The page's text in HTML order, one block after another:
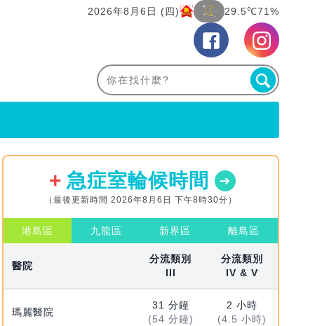
2026年8月6日 (四) 29.5℃71%
急症室輪候時間
（最後更新時間 2026年8月6日 下午8時30分）
港島區 九龍區 新界區 離島區
醫院
分流類別
III
分流類別
IV & V
瑪麗醫院
31 分鐘
(54 分鐘)
2 小時
(4.5 小時)